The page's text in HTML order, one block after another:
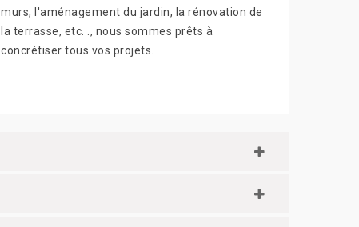
murs, l'aménagement du jardin, la rénovation de
la terrasse, etc. ., nous sommes prêts à
concrétiser tous vos projets.